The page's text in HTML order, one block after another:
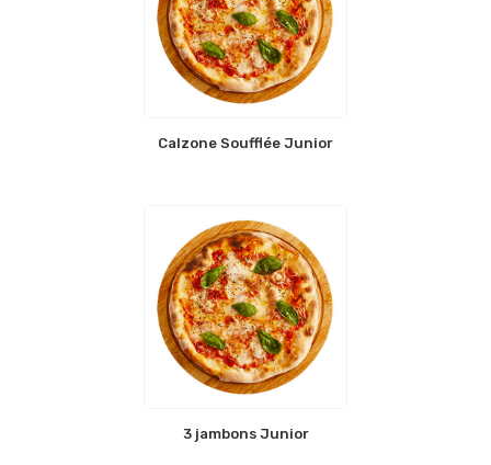
Calzone Soufflée Junior
3 jambons Junior